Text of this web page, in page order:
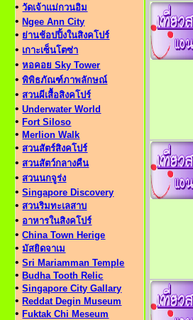
• วัดเจ้าแม่กวนอิม
•Ngee Ann City
• ย่านช้อปปิ้งในสิงคโปร์
• เกาะเซ็นโตซ่า
•หอคอย Sky Tower
• พิพิธภัณฑ์ภาพลักษณ์
•สวนผีเสื้อสิงคโปร์
•Underwater World
•Fort Siloso
•Merlion Walk
•สวนสัตร์สิงคโปร์
•สวนสัตว์กลางคืน
•สวนนกจูร่ง
•Singapore Discovery
• สวนริมทะเลสาบ
• อาหารในสิงคโปร์
•China Town Herige
•มัสยิดจาเม
•Sri Mariamman Temple
•Budha Tooth Relic
•Singapore City Gallary
•Reddat Degin Museum
•Fuktak Chi Meseum